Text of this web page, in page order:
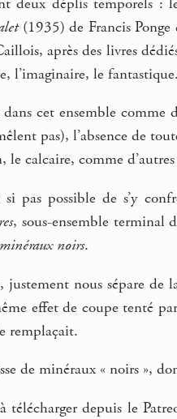
(1935) de Francis Ponge
après des livres
l’imaginaire, le fantastique.
cet ensemble comme
pas), l’absence de
calcaire, comme
pas possible de s’y
, sous-ensemble terminal
noirs.
justement nous sépare
effet de coupe tenté
remplaçait.
de minéraux « noirs »,
télécharger depuis le